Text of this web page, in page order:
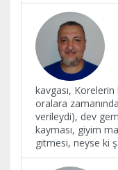
kavgası, Korelerin
oralara
verileydi), dev
kayması, giyim
gitmesi, neyse ki